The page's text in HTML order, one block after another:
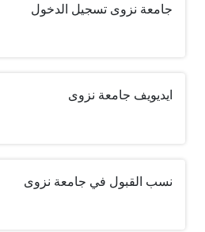
جامعة نزوى تسجيل الدخول
ايديويف جامعة نزوى
نسب القبول في جامعة نزوى